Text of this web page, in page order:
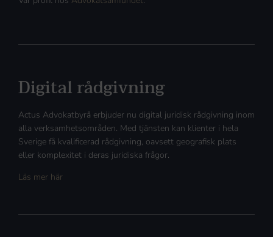
Digital rådgivning
Actus Advokatbyrå erbjuder nu digital juridisk rådgivning inom
alla verksamhetsområden. Med tjänsten kan klienter i hela
Sverige få kvalificerad rådgivning, oavsett geografisk plats
eller komplexitet i deras juridiska frågor.
Läs mer här